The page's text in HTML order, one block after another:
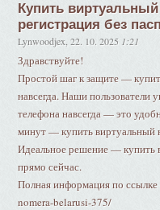
Купить
регистрация без
Lynwoodjex ,22. 10. 2025 1:21
Здравствуйте!
Простой шаг к защите —
навсегда. Наши пользователи
телефона навсегда — это
минут — купить виртуальный
Идеальное решение — купить
прямо сейчас.
Полная информация по
nomera-belarusi-375/